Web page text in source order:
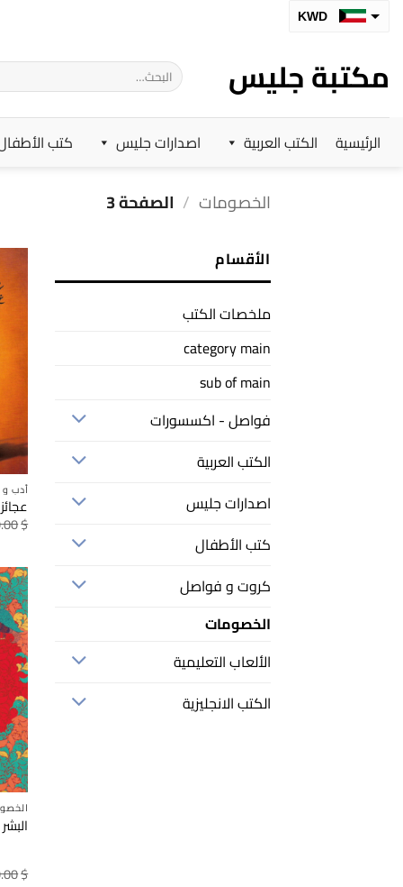
تخطي
KWD
AED
OMR
مكتبة جليس
البحث
عن:
الرئيسية الكتب العربية اصدارات جليس كتب
الخصومات / الصفحة 3
الأقسام
ملخصات الكتب
category main
sub of main
فواصل - اكسسورات
الكتب العربية
اصدارات جليس
كتب الأطفال
كروت و فواصل
الخصومات
الألعاب التعليمية
الكتب الانجليزية
أدب
$
$